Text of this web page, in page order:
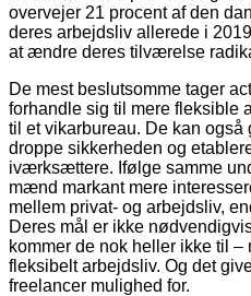
overvejer 21 procent af den
deres arbejdsliv allerede i
at ændre deres tilværelse
De mest beslutsomme tager
forhandle sig til mere fleksible
til et vikarbureau. De kan
droppe sikkerheden og
iværksættere. Ifølge samme
mænd markant mere
mellem privat- og arbejdsliv,
Deres mål er ikke
kommer de nok heller ikke til –
fleksibelt arbejdsliv. Og det
freelancer mulighed for.